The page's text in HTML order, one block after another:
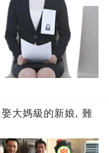
大媽級的新娘, 難